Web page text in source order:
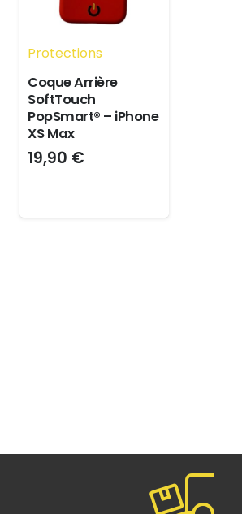
Protections
Coque Arrière
SoftTouch
PopSmart® – iPhone
XS Max
19,90 €